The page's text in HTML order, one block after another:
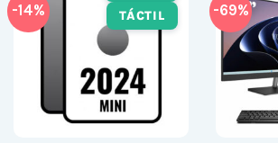
-14%
TÁCTIL
-69%